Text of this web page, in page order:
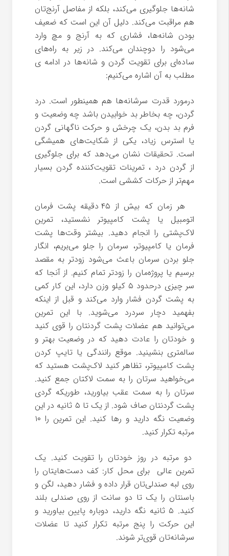
شانه‌ها جلوگیری می‌کند، بلکه از مفاصل آرنج‌تان
هم مراقبت می‌کند. دلیل آن این است که ضعیف
بودن شانه‌ها، فشاری که به آرنج‌ و مچ وارد
می‌شود را دوچندان می‌کند. در زیر به راه‌های
ساده‌ای برای تقویت گردن و شانه‌ها در ادامه ی
مطلب به آن اشاره می‌کنیم:
درمورد قدرت سرشانه‌ها هم همینطور است. درد
گردن، چه بخاطر بد خوابیدن باشد چه وضعیت و
فرم بد بدن، یک چرخش و حرکت ناگهانی گردن
یا استرس زیاد، یکی از شکایت‌های همیشگی
است. تحقیقات نشان می‌دهد که برای جلوگیری
از گردن درد ، تمرینات تقویت‌کننده گردن بسیار
مهم‌تر از حرکات کششی است.
هر زمان که بیش از ۴۵ دقیقه پشت فرمان
اتومبیل یا پشت کامپیوتر نشستید، تمرین
لاک‌پشتی را انجام دهید. بیشتر وقت‌ها پشت
فرمان یا کامپیوتر، سرمان را جلو می‌بریم، انگار
جلو بردن سرمان باعث می‌شود زودتر به مقصد
برسیم یا پروژه‌مان را زودتر تمام کنیم. از آنجا که
سر چیزی درحدود ۵ کیلو وزن دارد، این کار کمی
به پشت گردن فشار وارد می‌کند و قبل از اینکه
بفهمید دچار سردرد می‌شوید. با این تمرین
می‌توانید هم عضلات پشت گردنتان را قوی کنید
و خودتان را عادت دهید که در وضعیت بهتر و
سالمتری بنشینید. موقع رانندگی یا تایپ کردن
پشت کامپیوتر، تظاهر کنید لاک‌پشت هستید که
می‌خواهید سرتان را به سمت لاکتان جمع کنید.
سرتان را به سمت عقب بیاورید، طوریکه گردی
پشت گردنتان صاف شود. از یک تا ۵ ثانیه در این
وضعیت نگه دارید و رها کنید. این تمرین را ۱۰
مرتبه تکرار کنید.
دو مرتبه در روز خودتان را تقویت کنید. یک
تمرین عالی برای محل کار: کف دست‌هایتان را
روی لبه صندلی‌تان قرار داده و فشار دهید، لگن و
باسنتان را یک تا دو سانت از روی صندلی بلند
کنید. ۵ ثانیه نگه دارید، دوباره پایین بیاورید و
این حرکت را پنج مرتبه تکرار کنید تا عضلات
سرشانه‌تان قوی‌تر شوند.